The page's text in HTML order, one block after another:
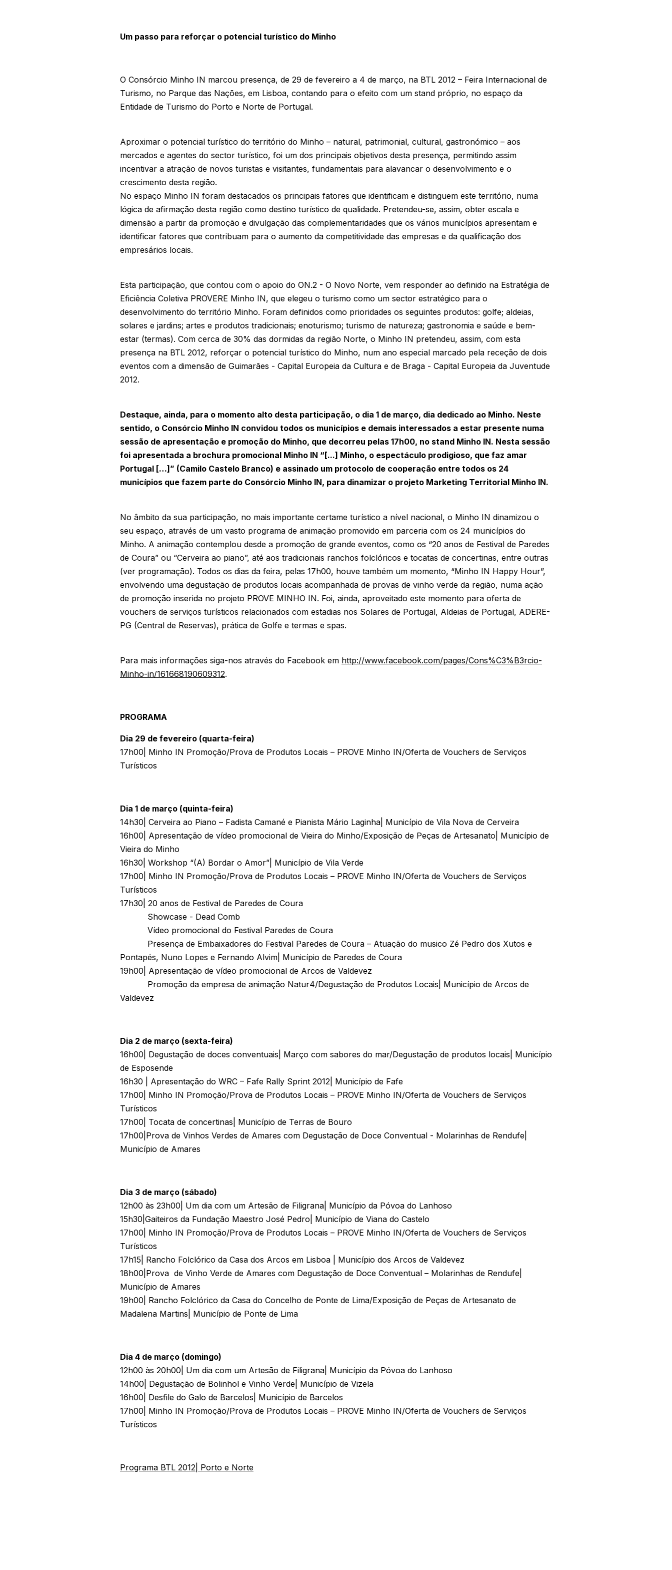
Um passo para reforçar o potencial turístico do Minho
O Consórcio Minho IN marcou presença, de 29 de fevereiro a 4 de março, na BTL 2012 – Feira Internacional de
Turismo, no Parque das Nações, em Lisboa, contando para o efeito com um stand próprio, no espaço da
Entidade de Turismo do Porto e Norte de Portugal.
Aproximar o potencial turístico do território do Minho – natural, patrimonial, cultural, gastronómico – aos
mercados e agentes do sector turístico, foi um dos principais objetivos desta presença, permitindo assim
incentivar a atração de novos turistas e visitantes, fundamentais para alavancar o desenvolvimento e o
crescimento desta região.
No espaço Minho IN foram destacados os principais fatores que identificam e distinguem este território, numa
lógica de afirmação desta região como destino turístico de qualidade. Pretendeu-se, assim, obter escala e
dimensão a partir da promoção e divulgação das complementaridades que os vários municípios apresentam e
identificar fatores que contribuam para o aumento da competitividade das empresas e da qualificação dos
empresários locais.
Esta participação, que contou com o apoio do ON.2 - O Novo Norte, vem responder ao definido na Estratégia de
Eficiência Coletiva PROVERE Minho IN, que elegeu o turismo como um sector estratégico para o
desenvolvimento do território Minho. Foram definidos como prioridades os seguintes produtos: golfe; aldeias,
solares e jardins; artes e produtos tradicionais; enoturismo; turismo de natureza; gastronomia e saúde e bem-
estar (termas). Com cerca de 30% das dormidas da região Norte, o Minho IN pretendeu, assim, com esta
presença na BTL 2012, reforçar o potencial turístico do Minho, num ano especial marcado pela receção de dois
eventos com a dimensão de Guimarães - Capital Europeia da Cultura e de Braga - Capital Europeia da Juventude
2012.
Destaque, ainda, para o momento alto desta participação, o dia 1 de março, dia dedicado ao Minho. Neste
sentido, o Consórcio Minho IN convidou todos os municípios e demais interessados a estar presente numa
sessão de apresentação e promoção do Minho, que decorreu pelas 17h00, no stand Minho IN. Nesta sessão
foi apresentada a brochura promocional Minho IN “[...] Minho, o espectáculo prodigioso, que faz amar
Portugal […]” (Camilo Castelo Branco) e assinado um protocolo de cooperação entre todos os 24
municípios que fazem parte do Consórcio Minho IN, para dinamizar o projeto Marketing Territorial Minho IN.
No âmbito da sua participação, no mais importante certame turístico a nível nacional, o Minho IN dinamizou o
seu espaço, através de um vasto programa de animação promovido em parceria com os 24 municípios do
Minho. A animação contemplou desde a promoção de grande eventos, como os “20 anos de Festival de Paredes
de Coura” ou “Cerveira ao piano”, até aos tradicionais ranchos folclóricos e tocatas de concertinas, entre outras
(ver programação). Todos os dias da feira, pelas 17h00, houve também um momento, “Minho IN Happy Hour”,
envolvendo uma degustação de produtos locais acompanhada de provas de vinho verde da região, numa ação
de promoção inserida no projeto PROVE MINHO IN. Foi, ainda, aproveitado este momento para oferta de
vouchers de serviços turísticos relacionados com estadias nos Solares de Portugal, Aldeias de Portugal, ADERE-
PG (Central de Reservas), prática de Golfe e termas e spas.
Para mais informações siga-nos através do Facebook em http://www.facebook.com/pages/Cons%C3%B3rcio-
Minho-in/161668190609312.
PROGRAMA
Dia 29 de fevereiro (quarta-feira)
17h00| Minho IN Promoção/Prova de Produtos Locais – PROVE Minho IN/Oferta de Vouchers de Serviços
Turísticos
Dia 1 de março (quinta-feira)
14h30| Cerveira ao Piano – Fadista Camané e Pianista Mário Laginha| Município de Vila Nova de Cerveira
16h00| Apresentação de vídeo promocional de Vieira do Minho/Exposição de Peças de Artesanato| Município de
Vieira do Minho
16h30| Workshop “(A) Bordar o Amor”| Município de Vila Verde
17h00| Minho IN Promoção/Prova de Produtos Locais – PROVE Minho IN/Oferta de Vouchers de Serviços
Turísticos
17h30| 20 anos de Festival de Paredes de Coura
Showcase - Dead Comb
Vídeo promocional do Festival Paredes de Coura
Presença de Embaixadores do Festival Paredes de Coura – Atuação do musico Zé Pedro dos Xutos e
Pontapés, Nuno Lopes e Fernando Alvim| Município de Paredes de Coura
19h00| Apresentação de vídeo promocional de Arcos de Valdevez
Promoção da empresa de animação Natur4/Degustação de Produtos Locais| Município de Arcos de
Valdevez
Dia 2 de março (sexta-feira)
16h00| Degustação de doces conventuais| Março com sabores do mar/Degustação de produtos locais| Município
de Esposende
16h30 | Apresentação do WRC – Fafe Rally Sprint 2012| Município de Fafe
17h00| Minho IN Promoção/Prova de Produtos Locais – PROVE Minho IN/Oferta de Vouchers de Serviços
Turísticos
17h00| Tocata de concertinas| Município de Terras de Bouro
17h00|Prova de Vinhos Verdes de Amares com Degustação de Doce Conventual - Molarinhas de Rendufe|
Município de Amares
Dia 3 de março (sábado)
12h00 às 23h00| Um dia com um Artesão de Filigrana| Município da Póvoa do Lanhoso
15h30|Gaiteiros da Fundação Maestro José Pedro| Município de Viana do Castelo
17h00| Minho IN Promoção/Prova de Produtos Locais – PROVE Minho IN/Oferta de Vouchers de Serviços
Turísticos
17h15| Rancho Folclórico da Casa dos Arcos em Lisboa | Município dos Arcos de Valdevez
18h00|Prova de Vinho Verde de Amares com Degustação de Doce Conventual – Molarinhas de Rendufe|
Município de Amares
19h00| Rancho Folclórico da Casa do Concelho de Ponte de Lima/Exposição de Peças de Artesanato de
Madalena Martins| Município de Ponte de Lima
Dia 4 de março (domingo)
12h00 às 20h00| Um dia com um Artesão de Filigrana| Município da Póvoa do Lanhoso
14h00| Degustação de Bolinhol e Vinho Verde| Município de Vizela
16h00| Desfile do Galo de Barcelos| Município de Barcelos
17h00| Minho IN Promoção/Prova de Produtos Locais – PROVE Minho IN/Oferta de Vouchers de Serviços
Turísticos
Programa BTL 2012| Porto e Norte